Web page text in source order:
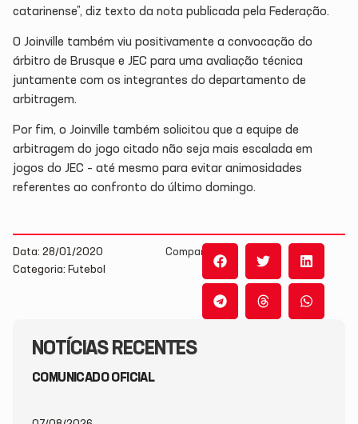
NOTÍCIAS RECENTES
COMUNICADO OFICIAL
catarinense”, diz texto da nota publicada pela Federação.
O Joinville também viu positivamente a convocação do
árbitro de Brusque e JEC para uma avaliação técnica
juntamente com os integrantes do departamento de
arbitragem.
Por fim, o Joinville também solicitou que a equipe de
arbitragem do jogo citado não seja mais escalada em
jogos do JEC – até mesmo para evitar animosidades
referentes ao confronto do último domingo.
Data: 28/01/2020
Categoria: Futebol
Compartilhe: